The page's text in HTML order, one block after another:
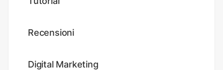
Recensioni
Digital Marketing